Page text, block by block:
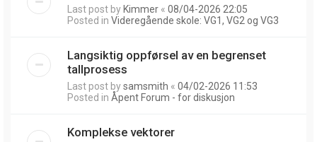
Last post by Kimmer « 08/04-2026 22:05
Posted in Videregående skole: VG1, VG2 og VG3
Langsiktig oppførsel av en begrenset
tallprosess
Last post bysamsmith « 04/02-2026 11:53
Posted in Åpent Forum - for diskusjon
Komplekse vektorer